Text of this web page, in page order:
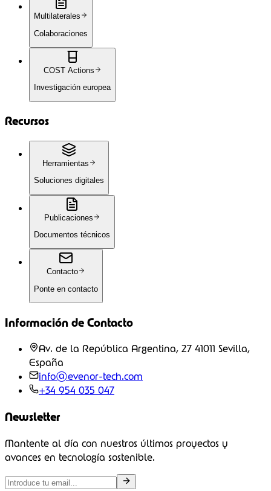
Multilaterales
Colaboraciones
COST Actions
Investigación europea
Recursos
Herramientas
Soluciones digitales
Publicaciones
Documentos técnicos
Contacto
Ponte en contacto
Información de Contacto
Av. de la República Argentina, 27 41011 Sevilla,
España
info@evenor-tech.com
+34 954 035 047
Newsletter
Mantente al día con nuestros últimos proyectos y
avances en tecnología sostenible.